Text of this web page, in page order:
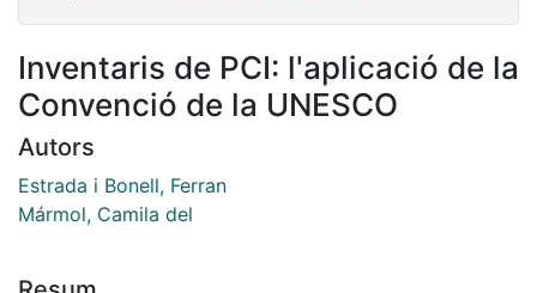
Inventaris de PCI: l'aplicació de la
Convenció de la UNESCO
Autors
Estrada i Bonell, Ferran
Mármol, Camila del